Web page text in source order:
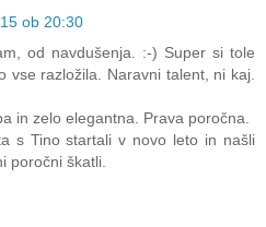
ob 20:30
od navdušenja. :-) Super si tole
vse razložila. Naravni talent, ni kaj.
in zelo elegantna. Prava poročna.
s Tino startali v novo leto in našli
poročni škatli.